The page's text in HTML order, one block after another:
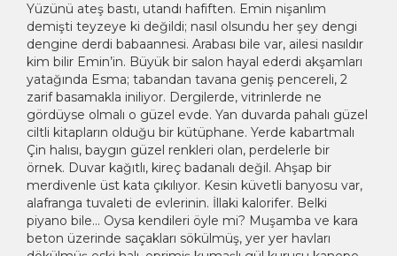
Yüzünü ateş bastı, utandı hafiften. Emin nişanlım
demişti teyzeye ki değildi; nasıl olsundu her şey dengi
dengine derdi babaannesi. Arabası bile var, ailesi nasıldır
kim bilir Emin’in. Büyük bir salon hayal ederdi akşamları
yatağında Esma; tabandan tavana geniş pencereli, 2
zarif basamakla iniliyor. Dergilerde, vitrinlerde ne
gördüyse olmalı o güzel evde. Yan duvarda pahalı güzel
ciltli kitapların olduğu bir kütüphane. Yerde kabartmalı
Çin halısı, baygın güzel renkleri olan, perdelerle bir
örnek. Duvar kağıtlı, kireç badanalı değil. Ahşap bir
merdivenle üst kata çıkılıyor. Kesin küvetli banyosu var,
alafranga tuvaleti de evlerinin. İllaki kalorifer. Belki
piyano bile… Oysa kendileri öyle mi? Muşamba ve kara
beton üzerinde saçakları sökülmüş, yer yer havları